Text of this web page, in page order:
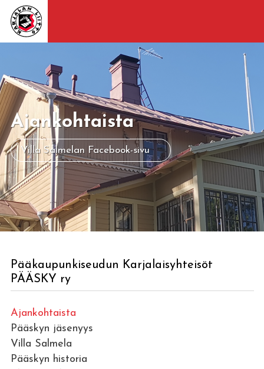
Ajankohtaista
Villa Salmelan Facebook-sivu
Pääkaupunkiseudun Karjalaisyhteisöt
PÄÄSKY ry
Ajankohtaista
Pääskyn jäsenyys
Villa Salmela
Pääskyn historia